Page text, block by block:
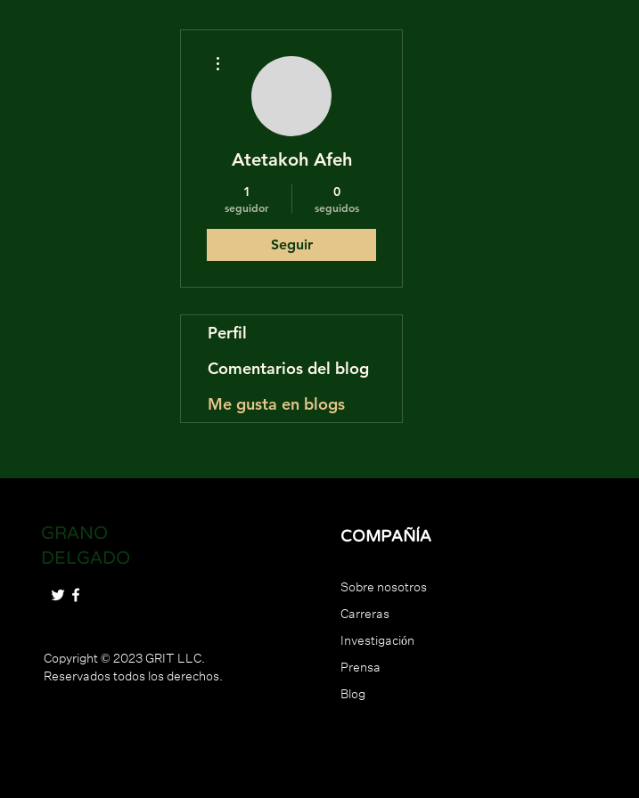
Atetakoh Afeh
1
seguidor
0
seguidos
Seguir
Perfil
Comentarios del blog
Me gusta en blogs
GRANO
DELGADO
Copyright © 2023 GRIT LLC.
Reservados todos los derechos.
COMPAÑÍA
Sobre nosotros
Carreras
Investigación
Prensa
Blog